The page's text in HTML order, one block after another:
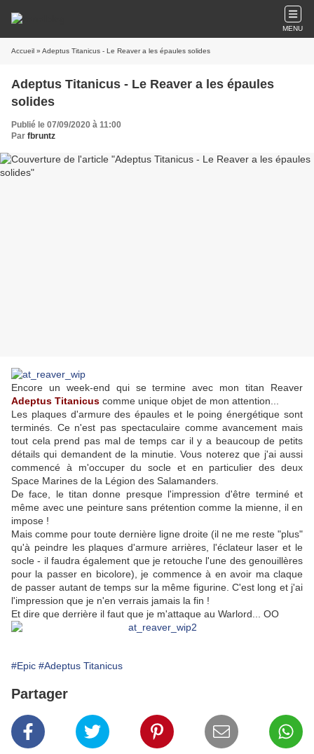
MENU
Accueil » Adeptus Titanicus - Le Reaver a les épaules solides
Adeptus Titanicus - Le Reaver a les épaules
solides
Publié le 07/09/2020 à 11:00
Par fbruntz
Encore un week-end qui se termine avec mon titan Reaver
Adeptus Titanicus comme unique objet de mon attention...
Les plaques d'armure des épaules et le poing énergétique sont
terminés. Ce n'est pas spectaculaire comme avancement mais
tout cela prend pas mal de temps car il y a beaucoup de petits
détails qui demandent de la minutie. Vous noterez que j'ai aussi
commencé à m'occuper du socle et en particulier des deux
Space Marines de la Légion des Salamanders.
De face, le titan donne presque l'impression d'être terminé et
même avec une peinture sans prétention comme la mienne, il en
impose !
Mais comme pour toute dernière ligne droite (il ne me reste "plus"
qu'à peindre les plaques d'armure arrières, l'éclateur laser et le
socle - il faudra également que je retouche l'une des genouillères
pour la passer en bicolore), je commence à en avoir ma claque
de passer autant de temps sur la même figurine. C'est long et j'ai
l'impression que je n'en verrais jamais la fin !
Et dire que derrière il faut que je m'attaque au Warlord... OO
#Epic #Adeptus Titanicus
Partager